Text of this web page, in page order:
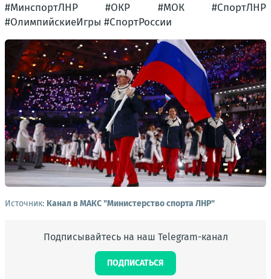
#МинспортЛНР #ОКР #МОК #СпортЛНР
#ОлимпийскиеИгры #СпортРоссии
Источник: Канал в МАКС "Министерство спорта ЛНР"
Подписывайтесь на наш Telegram-канал
ПОДПИСАТЬСЯ